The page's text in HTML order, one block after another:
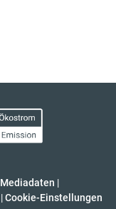
Mediadaten |
| Cookie-Einstellungen